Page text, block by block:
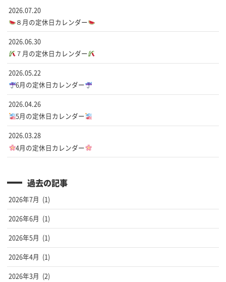
2026.07.20
８月の定休日カレンダー
2026.06.30
７月の定休日カレンダー
2026.05.22
6月の定休日カレンダー
2026.04.26
5月の定休日カレンダー
2026.03.28
4月の定休日カレンダー
過去の記事
2026年7月 (1)
2026年6月 (1)
2026年5月 (1)
2026年4月 (1)
2026年3月 (2)